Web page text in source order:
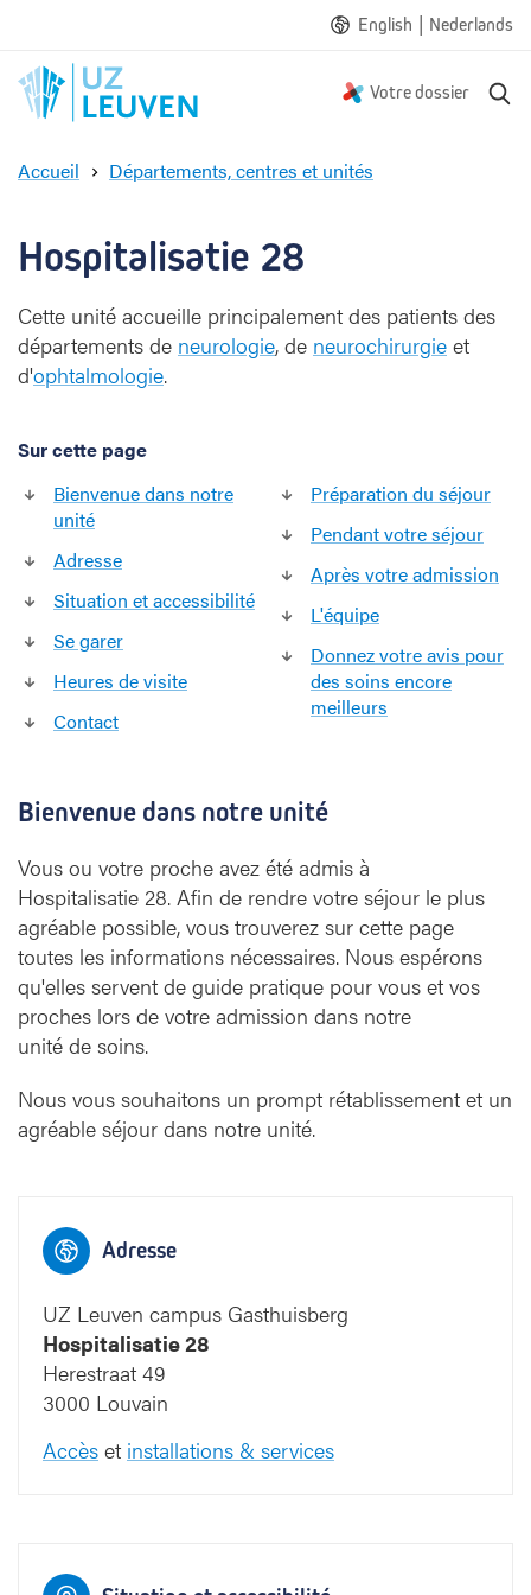
English | Nederlands
Votre dossier
Accueil Départements, centres et unités
t
a
i
e
8
Hospitalisatie 28
Cette unité accueille principalement des patients des
départements de neurologie, de neurochirurgie et
d'ophtalmologie.
Sur cette page
Bienvenue dans notre
unité
Adresse
Situation et accessibilité
Se garer
Heures de visite
Contact
Préparation du séjour
Pendant votre séjour
Après votre admission
L'équipe
Donnez votre avis pour
des soins encore
meilleurs
Bienvenue dans notre unité
Vous ou votre proche avez été admis à
Hospitalisatie 28. Afin de rendre votre séjour le plus
agréable possible, vous trouverez sur cette page
toutes les informations nécessaires. Nous espérons
qu'elles servent de guide pratique pour vous et vos
proches lors de votre admission dans notre
unité de soins.
Nous vous souhaitons un prompt rétablissement et un
agréable séjour dans notre unité.
Adresse
UZ Leuven campus Gasthuisberg
Hospitalisatie 28
Herestraat 49
3000 Louvain
Accès et installations & services
Campus